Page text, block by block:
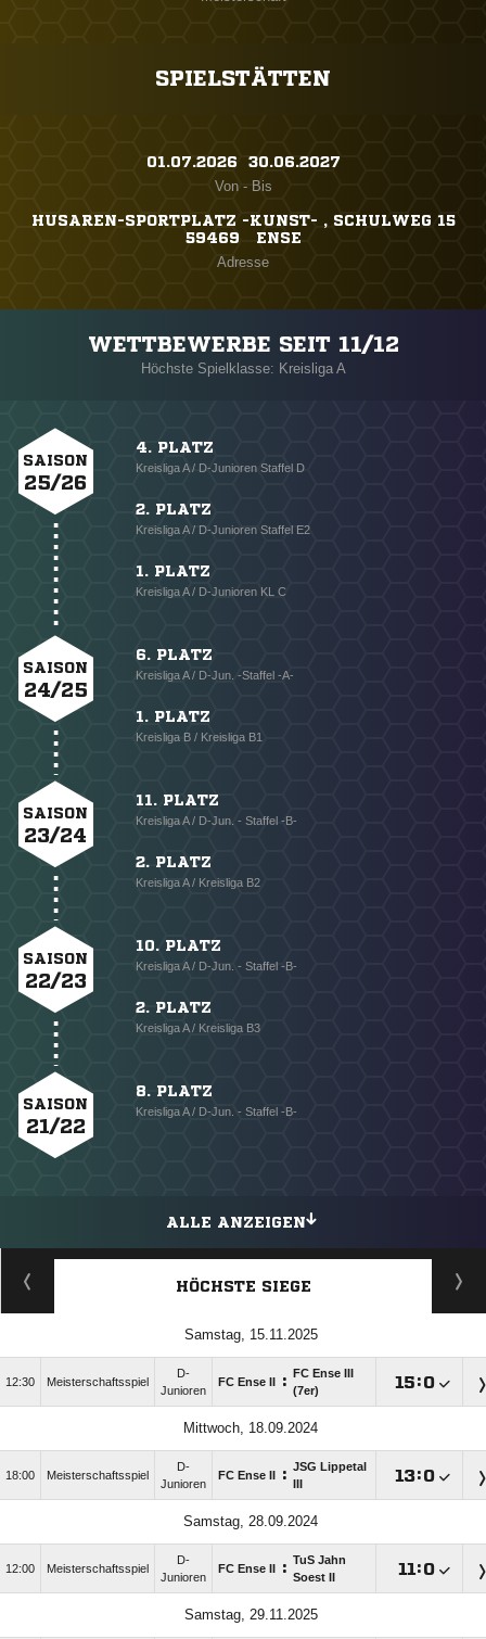
SPIELSTÄTTEN
01.07.2026 ​ 30.06.2027
Von - Bis
HUSAREN-SPORTPLATZ -KUNST- , SCHULWEG 15
59469 ENSE
Adresse
WETTBEWERBE SEIT 11/12
Höchste Spielklasse: Kreisliga A
SAISON
25/26
4. PLATZ
Kreisliga A / D-Junioren Staffel D
2. PLATZ
Kreisliga A / D-Junioren Staffel E2
1. PLATZ
Kreisliga A / D-Junioren KL C
SAISON
24/25
6. PLATZ
Kreisliga A / D-Jun. -Staffel -A-
1. PLATZ
Kreisliga B / Kreisliga B1
SAISON
23/24
11. PLATZ
Kreisliga A / D-Jun. - Staffel -B-
2. PLATZ
Kreisliga A / Kreisliga B2
SAISON
22/23
10. PLATZ
Kreisliga A / D-Jun. - Staffel -B-
2. PLATZ
Kreisliga A / Kreisliga B3
SAISON
21/22
8. PLATZ
Kreisliga A / D-Jun. - Staffel -B-
ALLE ANZEIGEN
HÖCHSTE SIEGE
Samstag, 15.11.2025
12:30 Meisterschaftsspiel
D-
Junioren
FC Ense II :
FC Ense III
(7er)
:
Mittwoch, 18.09.2024
18:00 Meisterschaftsspiel
D-
Junioren
FC Ense II : JSG Lippetal
:
Samstag, 28.09.2024
12:00 Meisterschaftsspiel
D-
Junioren
FC Ense II : TuS Jahn
Soest II
:
Samstag, 29.11.2025